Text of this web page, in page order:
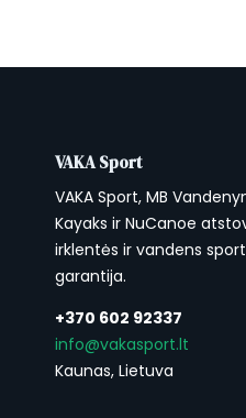
VAKA Sport
VAKA Sport, MB
Kayaks ir NuCanoe
irklentės ir vandens
garantija.
+370 602 92337
info@vakasport.lt
Kaunas, Lietuva